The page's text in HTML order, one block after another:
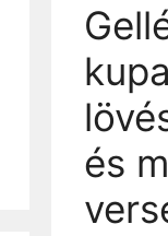
kupa
és